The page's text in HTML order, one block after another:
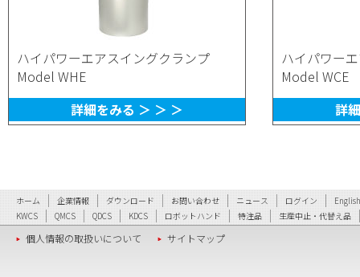
ハイパワーエアスイングクランプ
Model WHE
詳細をみる ＞ ＞ ＞
ハイパワー
Model WCE
詳
ホーム 企業情報 ダウンロード お問い合わせ ニュース ログイン
English
KWCS
QMCS QDCS KDCS ロボットハンド 特注品 生産中止・代替え品
個人情報の取扱いについて サイトマップ